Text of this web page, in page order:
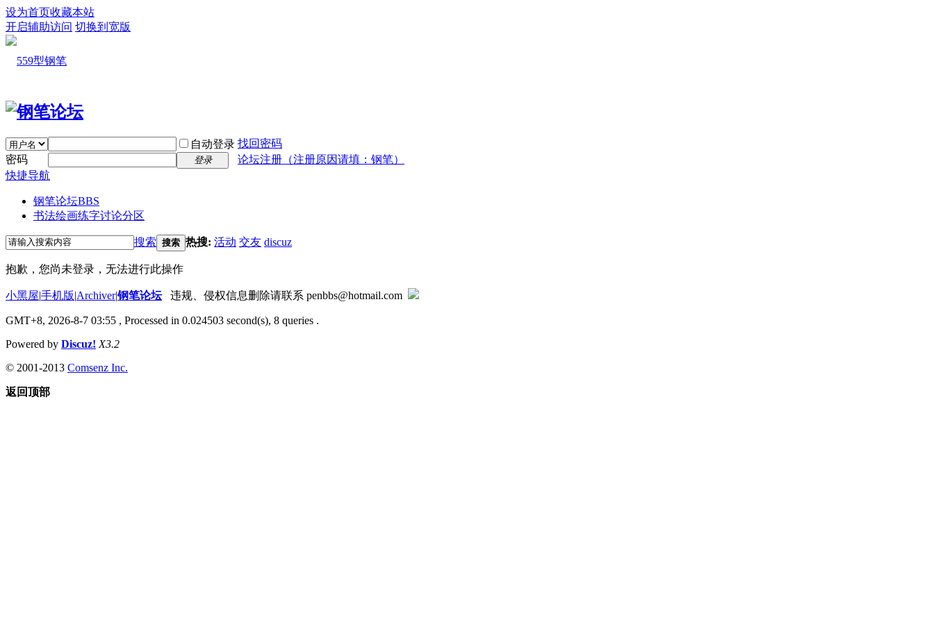
设为首页收藏本站
开启辅助访问 切换到宽版
自动登录 找回密码
密码
登录
论坛注册（注册原因请填：钢笔）
快捷导航
钢笔论坛BBS
书法绘画练字讨论分区
搜索 搜索 热搜: 活动 交友 discuz
抱歉，您尚未登录，无法进行此操作
小黑屋|手机版|Archiver|钢笔论坛 违规、侵权信息删除请联系 penbbs@hotmail.com
GMT+8, 2026-8-7 03:55 , Processed in 0.024503 second(s), 8 queries .
Powered by Discuz! X3.2
© 2001-2013 Comsenz Inc.
返回顶部